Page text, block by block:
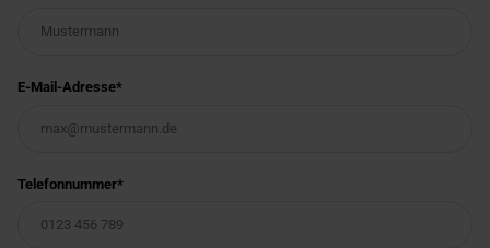
E-Mail-Adresse
Telefonnummer